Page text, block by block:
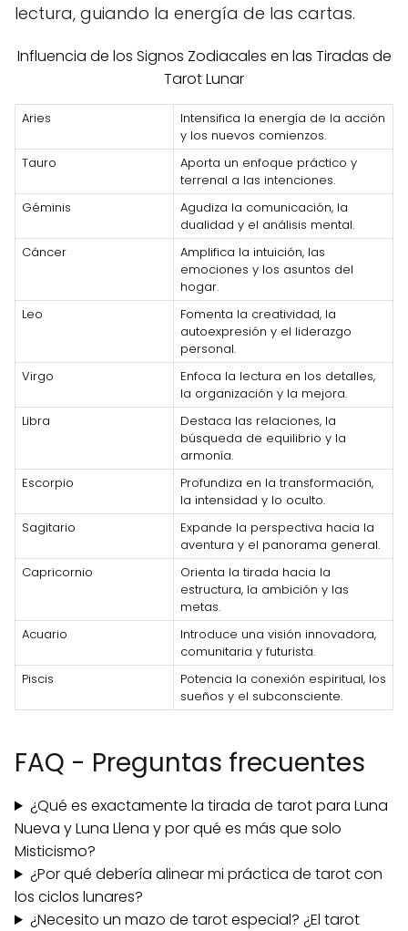
lectura, guiando la energía de las cartas.
Influencia de los Signos Zodiacales en las Tiradas de
Tarot Lunar
Aries
Intensifica la energía de la acción
y los nuevos comienzos.
Tauro
Aporta un enfoque práctico y
terrenal a las intenciones.
Géminis
Agudiza la comunicación, la
dualidad y el análisis mental.
Cáncer
Amplifica la intuición, las
emociones y los asuntos del
hogar.
Leo
Fomenta la creatividad, la
autoexpresión y el liderazgo
personal.
Virgo
Enfoca la lectura en los detalles,
la organización y la mejora.
Libra
Destaca las relaciones, la
búsqueda de equilibrio y la
armonía.
Escorpio
Profundiza en la transformación,
la intensidad y lo oculto.
Sagitario
Expande la perspectiva hacia la
aventura y el panorama general.
Capricornio
Orienta la tirada hacia la
estructura, la ambición y las
metas.
Acuario
Introduce una visión innovadora,
comunitaria y futurista.
Piscis
Potencia la conexión espiritual, los
sueños y el subconsciente.
FAQ - Preguntas frecuentes
¿Qué es exactamente la tirada de tarot para Luna
Nueva y Luna Llena y por qué es más que solo
Misticismo?
¿Por qué debería alinear mi práctica de tarot con
los ciclos lunares?
¿Necesito un mazo de tarot especial? ¿El tarot